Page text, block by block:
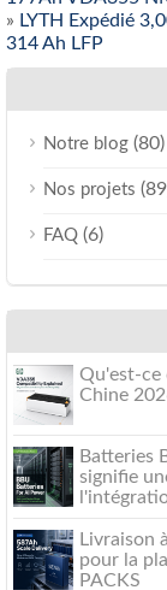
» LYTH Expédié
314 Ah LFP
Notre blog (80)
Nos projets
FAQ (6)
Qu'est-ce
Chine
Batteries
signifie
Livraison
pour la
PACKS